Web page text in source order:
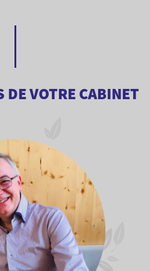
DE VOTRE CABINET